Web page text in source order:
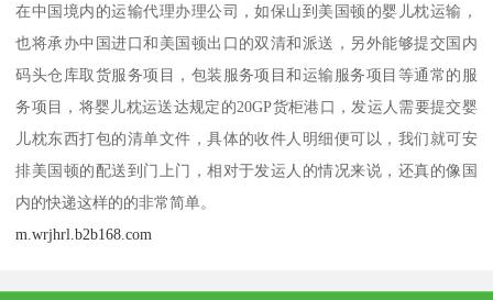
在中国境内的运输代理办理公司，如保山到美国顿的婴儿枕运输，
也将承办中国进口和美国顿出口的双清和派送，另外能够提交国内
码头仓库取货服务项目，包装服务项目和运输服务项目等通常的服
务项目，将婴儿枕运送达规定的20GP货柜港口，发运人需要提交婴
儿枕东西打包的清单文件，具体的收件人明细便可以，我们就可安
排美国顿的配送到门上门，相对于发运人的情况来说，还真的像国
内的快递这样的的非常简单。
m.wrjhrl.b2b168.com